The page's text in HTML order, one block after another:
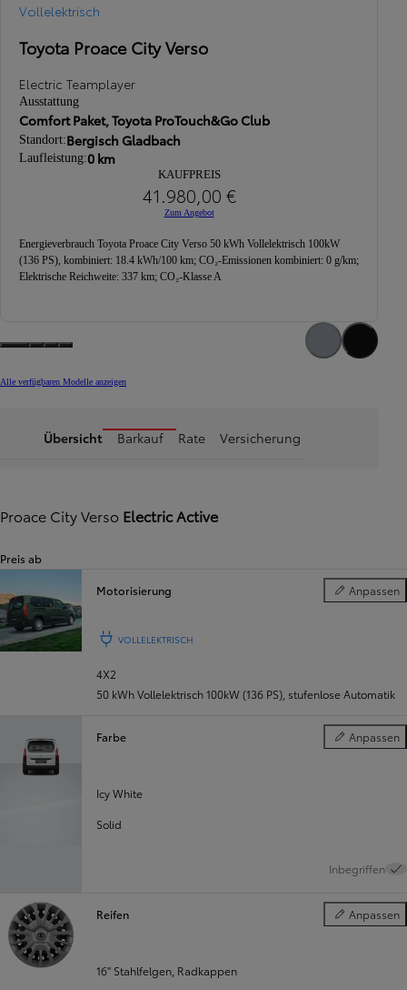
Übersicht Barkauf Rate Versicherung
Proace City Verso Electric Active
Preis ab
Motorisierung Anpassen
Motorisierung
VOLLELEKTRISCH
4X2
50 kWh Vollelektrisch 100kW (136 PS), stufenlose Automatik
Farbe Anpassen
Farbe
Icy White
Solid
Inbegriffen
Reifen Anpassen
Reifen
16'' Stahlfelgen, Radkappen
Vollelektrisch
Toyota Proace City Verso
Electric Teamplayer
Ausstattung
Comfort Paket, Toyota ProTouch&Go Club
Standort:Bergisch Gladbach
Laufleistung:0 km
KAUFPREIS
41.980,00 €
Zum Angebot
Energieverbrauch Toyota Proace City Verso 50 kWh Vollelektrisch 100kW
(136 PS), kombiniert: 18.4 kWh/100 km; CO₂-Emissionen kombiniert: 0 g/km;
Elektrische Reichweite: 337 km; CO₂-Klasse A
Alle verfügbaren Modelle anzeigen